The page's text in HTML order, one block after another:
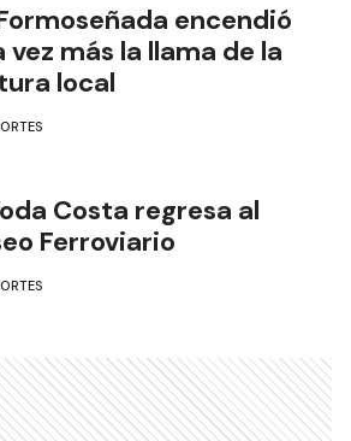
encendió
vez más la llama de la
local
Costa regresa al
Ferroviario